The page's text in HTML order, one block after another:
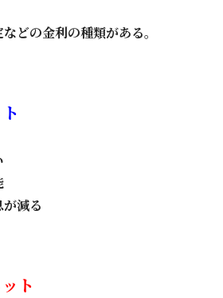
どの金利の種類がある。
が減る
ト